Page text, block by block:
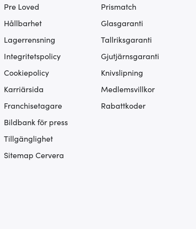
Pre Loved
Hållbarhet
Lagerrensning
Integritetspolicy
Cookiepolicy
Karriärsida
Franchisetagare
Bildbank för press
Tillgänglighet
Sitemap Cervera
Prismatch
Glasgaranti
Tallriksgaranti
Gjutjärnsgaranti
Knivslipning
Medlemsvillkor
Rabattkoder